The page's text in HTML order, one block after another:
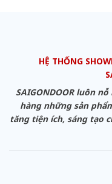
HỆ THỐNG
SAIGONDOOR luôn
hàng những sản
tăng tiện ích, sáng tạo